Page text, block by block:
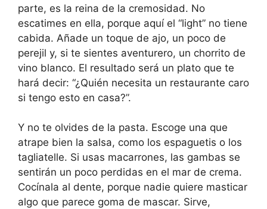
parte, es la reina de la cremosidad. No
escatimes en ella, porque aquí el “light” no tiene
cabida. Añade un toque de ajo, un poco de
perejil y, si te sientes aventurero, un chorrito de
vino blanco. El resultado será un plato que te
hará decir: “¿Quién necesita un restaurante caro
si tengo esto en casa?”.
Y no te olvides de la pasta. Escoge una que
atrape bien la salsa, como los espaguetis o los
tagliatelle. Si usas macarrones, las gambas se
sentirán un poco perdidas en el mar de crema.
Cocínala al dente, porque nadie quiere masticar
algo que parece goma de mascar. Sirve,